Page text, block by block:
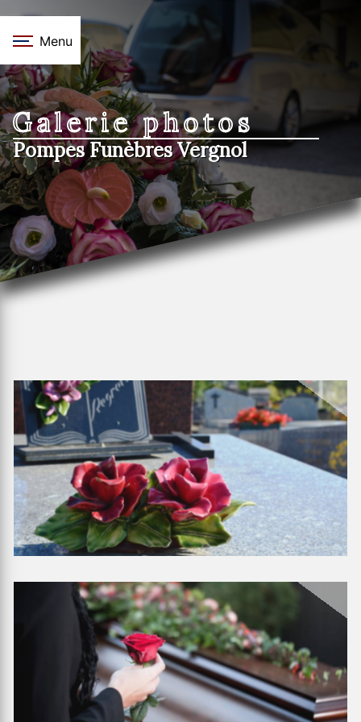
Menu
Galerie photos
Pompes Funèbres Vergnol
Panneau de gestion des cookies